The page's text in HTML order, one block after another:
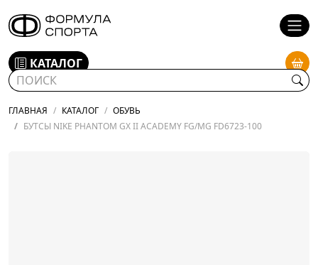
КАТАЛОГ
ГЛАВНАЯ КАТАЛОГ
ОБУВЬ
БУТСЫ NIKE PHANTOM GX II ACADEMY FG/MG FD6723-100